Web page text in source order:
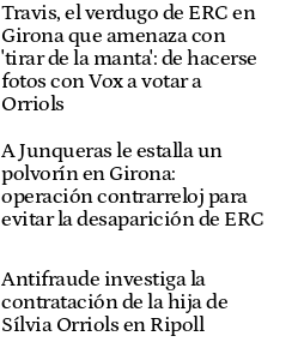
Travis, el verdugo de ERC en
Girona que amenaza con
'tirar de la manta': de hacerse
fotos con Vox a votar a
Orriols
A Junqueras le estalla un
polvorín en Girona:
operación contrarreloj para
evitar la desaparición de ERC
Antifraude investiga la
contratación de la hija de
Sílvia Orriols en Ripoll